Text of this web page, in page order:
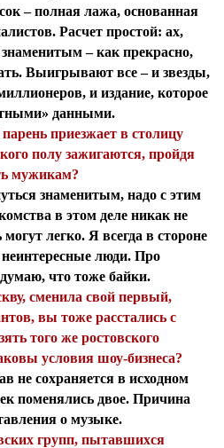
– полная лажа, основанная
Расчет простой: ах,
– как прекрасно,
Выигрывают все – и звезды,
и издание, которое
данными.
приезжает в столицу
полу зажигаются, пройдя
мужикам?
знаменитым, надо с этим
в этом деле никак не
легко. Я всегда в стороне
неинтересные люди. Про
что тоже байки.
сменила свой первый,
вы тоже расстались с
того же ростовского
условия шоу-бизнеса?
не сохраняется в исходном
поменялись двое. Причина
о музыке.
групп, пытавшихся